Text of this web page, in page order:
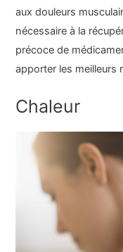
aux douleurs
nécessaire à la
précoce de
apporter les meilleurs
Chaleur